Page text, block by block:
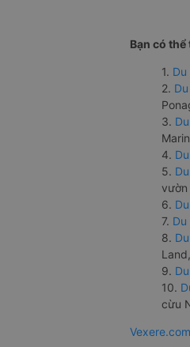
Bạn có
1.
2.
3.
4.
5.
vườn
6.
7. Du
8.
9.
10.
cừu
Vexere.com